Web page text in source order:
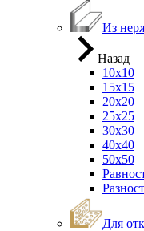
Из
Назад
10х10
15х15
20х20
25х25
30х30
40х40
50х50
Для